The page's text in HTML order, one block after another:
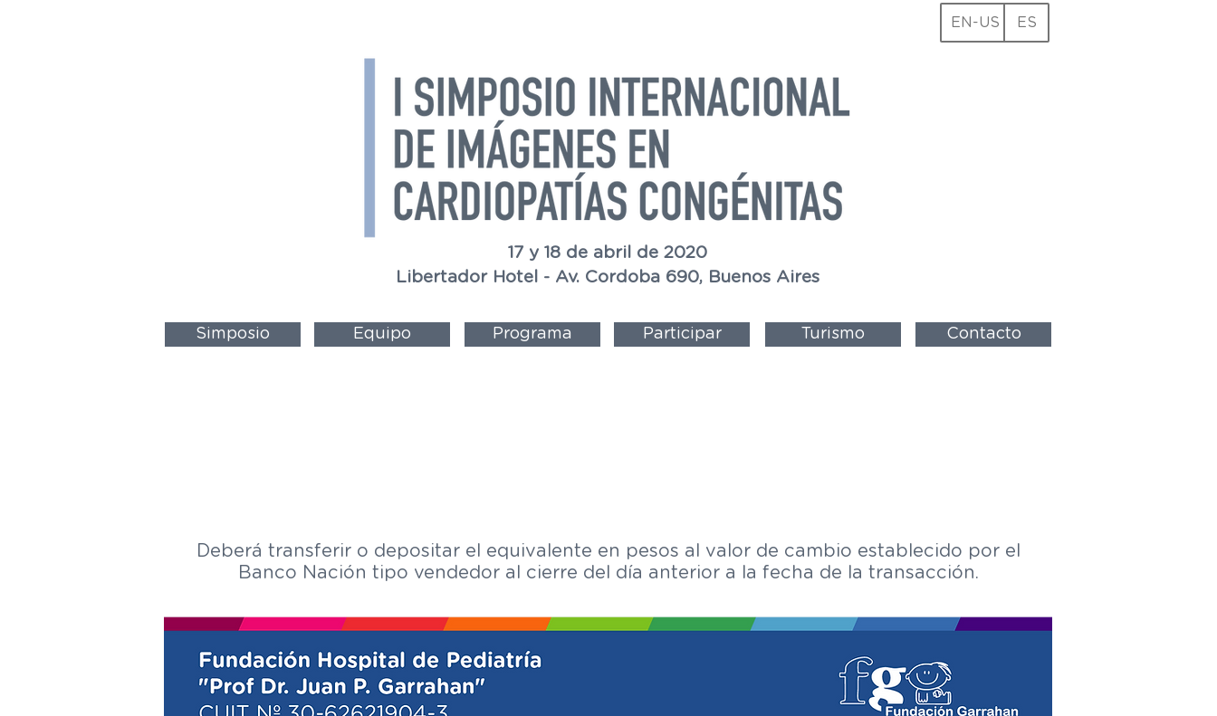
EN-US ES
17 y 18 de abril de 2020
Libertador Hotel - Av. Cordoba 690, Buenos Aires
Simposio Equipo Programa Participar Turismo Contacto
Deberá transferir o depositar el equivalente en pesos al valor de cambio establecido por el
Banco Nación tipo vendedor al cierre del día anterior a la fecha de la transacción.